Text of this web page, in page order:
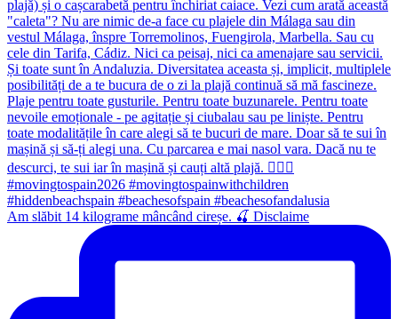
Am slăbit 14 kilograme mâncând cireșe. 🍒 Disclaime